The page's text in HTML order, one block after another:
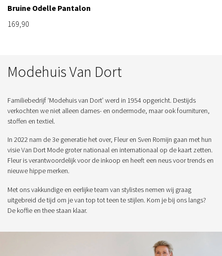
Bruine Odelle Pantalon
169,90
Modehuis Van Dort
Familiebedrijf ‘Modehuis van Dort’ werd in 1954 opgericht. Destijds
verkochten we niet alleen dames- en ondermode, maar ook fournituren,
stoffen en textiel.
In 2022 nam de 3e generatie het over, Fleur en Sven Romijn gaan met hun
visie Van Dort Mode groter nationaal en internationaal op de kaart zetten.
Fleur is verantwoordelijk voor de inkoop en heeft een neus voor trends en
nieuwe hippe merken.
Met ons vakkundige en eerlijke team van stylistes nemen wij graag
uitgebreid de tijd om je van top tot teen te stijlen. Kom je bij ons langs?
De koffie en thee staan klaar.